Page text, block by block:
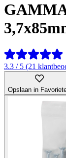
3.3 / 5 (21
Opslaan in